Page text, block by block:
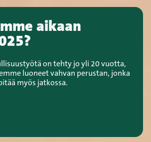
aikaan
on tehty jo yli 20 vuotta,
luoneet vahvan perustan, jonka
myös jatkossa.